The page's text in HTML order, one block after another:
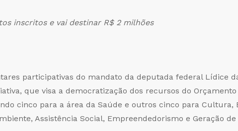
inscritos e vai destinar R$ 2 milhões
participativas do mandato da deputada federal Lídice
que visa a democratização dos recursos do Orçamento
cinco para a área da Saúde e outros cinco para Cultura,
Assistência Social, Empreendedorismo e Geração